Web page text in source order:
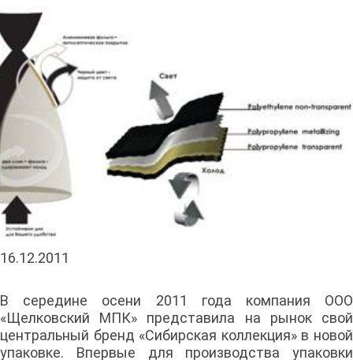
16.12.2011
В середине осени 2011 года компания ООО
«Щелковский МПК» представила на рынок свой
центральный бренд «Сибирская коллекция» в новой
упаковке. Впервые для производства упаковки